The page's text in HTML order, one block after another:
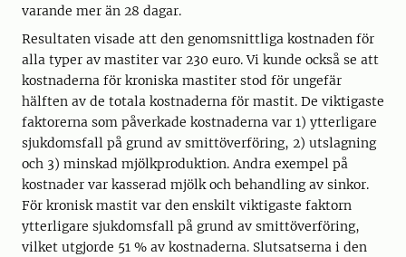
varande mer än 28 dagar.
Resultaten visade att den genomsnittliga kostnaden för
alla typer av mastiter var 230 euro. Vi kunde också se att
kostnaderna för kroniska mastiter stod för ungefär
hälften av de totala kostnaderna för mastit. De viktigaste
faktorerna som påverkade kostnaderna var 1) ytterligare
sjukdomsfall på grund av smittöverföring, 2) utslagning
och 3) minskad mjölkproduktion. Andra exempel på
kostnader var kasserad mjölk och behandling av sinkor.
För kronisk mastit var den enskilt viktigaste faktorn
ytterligare sjukdomsfall på grund av smittöverföring,
vilket utgjorde 51 % av kostnaderna. Slutsatserna i den